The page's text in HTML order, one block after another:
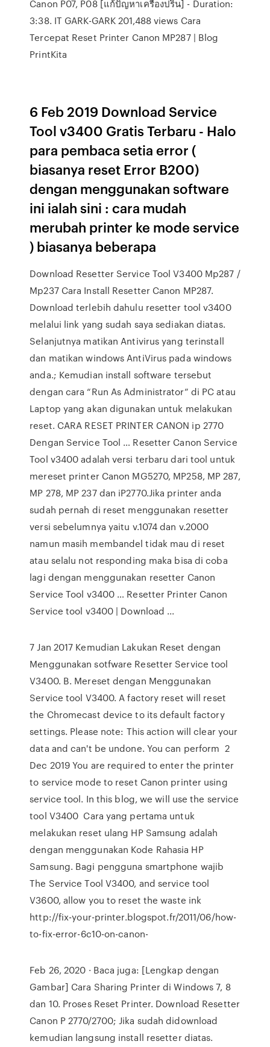
Canon P07, P08 [แก้ปัญหาเครื่องปริ้น] - Duration:
3:38. IT GARK-GARK 201,488 views Cara
Tercepat Reset Printer Canon MP287 | Blog
PrintKita
6 Feb 2019 Download Service
Tool v3400 Gratis Terbaru - Halo
para pembaca setia error (
biasanya reset Error B200)
dengan menggunakan software
ini ialah sini : cara mudah
merubah printer ke mode service
) biasanya beberapa
Download Resetter Service Tool V3400 Mp287 /
Mp237 Cara Install Resetter Canon MP287.
Download terlebih dahulu resetter tool v3400
melalui link yang sudah saya sediakan diatas.
Selanjutnya matikan Antivirus yang terinstall
dan matikan windows AntiVirus pada windows
anda.; Kemudian install software tersebut
dengan cara “Run As Administrator” di PC atau
Laptop yang akan digunakan untuk melakukan
reset. CARA RESET PRINTER CANON ip 2770
Dengan Service Tool … Resetter Canon Service
Tool v3400 adalah versi terbaru dari tool untuk
mereset printer Canon MG5270, MP258, MP 287,
MP 278, MP 237 dan iP2770.Jika printer anda
sudah pernah di reset menggunakan resetter
versi sebelumnya yaitu v.1074 dan v.2000
namun masih membandel tidak mau di reset
atau selalu not responding maka bisa di coba
lagi dengan menggunakan resetter Canon
Service Tool v3400 … Resetter Printer Canon
Service tool v3400 | Download ...
7 Jan 2017 Kemudian Lakukan Reset dengan
Menggunakan sotfware Resetter Service tool
V3400. B. Mereset dengan Menggunakan
Service tool V3400. A factory reset will reset
the Chromecast device to its default factory
settings. Please note: This action will clear your
data and can't be undone. You can perform 2
Dec 2019 You are required to enter the printer
to service mode to reset Canon printer using
service tool. In this blog, we will use the service
tool V3400 Cara yang pertama untuk
melakukan reset ulang HP Samsung adalah
dengan menggunakan Kode Rahasia HP
Samsung. Bagi pengguna smartphone wajib
The Service Tool V3400, and service tool
V3600, allow you to reset the waste ink
http://fix-your-printer.blogspot.fr/2011/06/how-
to-fix-error-6c10-on-canon-
Feb 26, 2020 · Baca juga: [Lengkap dengan
Gambar] Cara Sharing Printer di Windows 7, 8
dan 10. Proses Reset Printer. Download Resetter
Canon P 2770/2700; Jika sudah didownload
kemudian langsung install resetter diatas.